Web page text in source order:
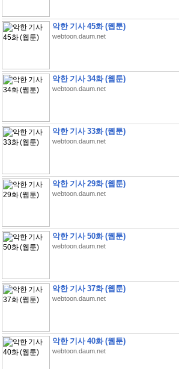
악한 기사 45화 (웹툰)
webtoon.daum.net
악한 기사 34화 (웹툰)
webtoon.daum.net
악한 기사 33화 (웹툰)
webtoon.daum.net
악한 기사 29화 (웹툰)
webtoon.daum.net
악한 기사 50화 (웹툰)
webtoon.daum.net
악한 기사 37화 (웹툰)
webtoon.daum.net
악한 기사 40화 (웹툰)
webtoon.daum.net